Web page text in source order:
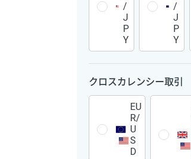
/
J
P
Y
/
J
P
Y
クロスカレンシー取引
EU
R/
U
S
D